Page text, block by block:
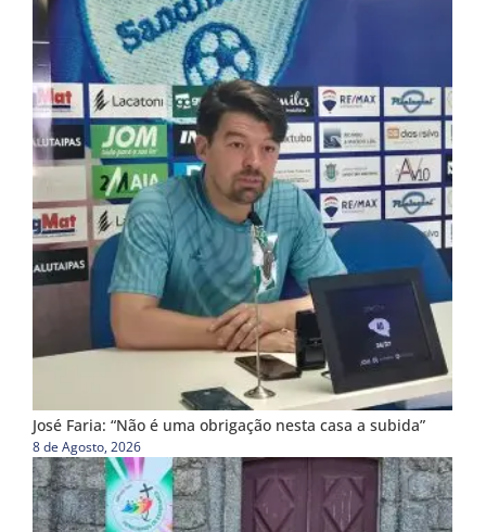
José Faria: “Não é uma obrigação nesta casa a subida”
8 de Agosto, 2026